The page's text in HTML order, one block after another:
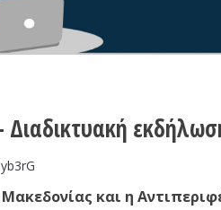
Διαδικτυακή
και η